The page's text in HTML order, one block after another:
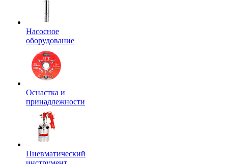
Насосное
оборудование
Оснастка и
принадлежности
Пневматический